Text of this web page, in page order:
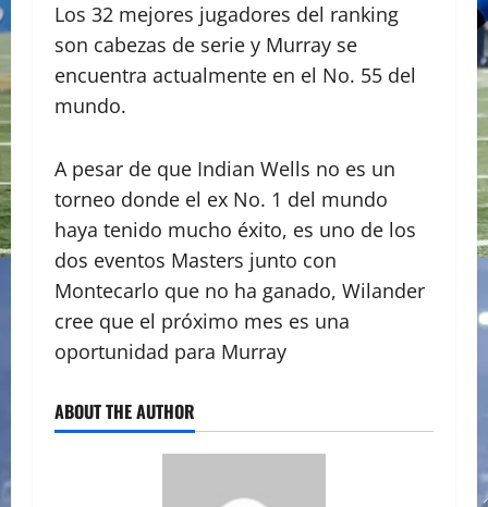
Los 32 mejores jugadores del ranking
son cabezas de serie y Murray se
encuentra actualmente en el No. 55 del
mundo.
A pesar de que Indian Wells no es un
torneo donde el ex No. 1 del mundo
haya tenido mucho éxito, es uno de los
dos eventos Masters junto con
Montecarlo que no ha ganado, Wilander
cree que el próximo mes es una
oportunidad para Murray
ABOUT THE AUTHOR